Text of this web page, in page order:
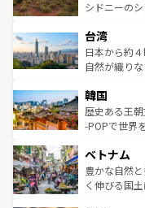
しみながら
ならではの贅沢な旅
情報はコン
おすすめ。
れるおもて
人々、おい
ク、伝統的
ワイを、存分に味わっ
はコンテン
シドニーの
リアリーフ
ク）、タス
ど、見どこ
いる。アク
ビング、ハ
い。オース
参照してほし
台湾
日本から約
自然が織り
ン）、静ひつ
と山間の静
驚きをもた
容にもいいと
照してほしい
韓国
歴史ある王
-POPで世界
き、地方に足
できる。そ
まで、さま
ベトナム
豊かな自然
く伸びる国